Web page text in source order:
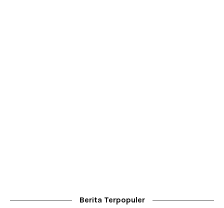
Berita Terpopuler